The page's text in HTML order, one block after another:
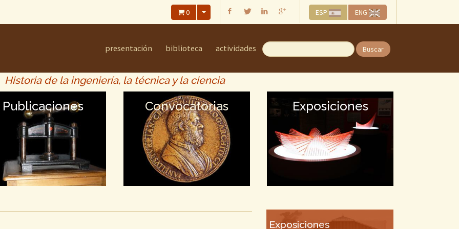
ESP ENG
0
Buscar
presentación biblioteca actividades
Historia de la ingeniería, la técnica y la ciencia
Publicaciones Convocatorias Exposiciones
Exposiciones